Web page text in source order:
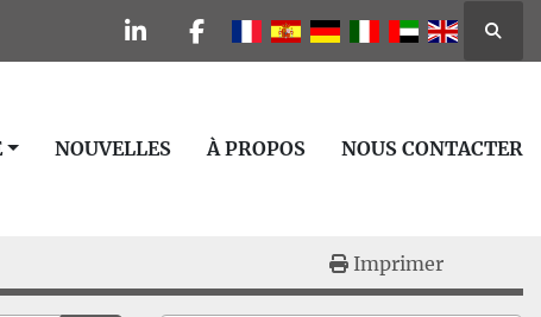
linkedinfacebook
NOUVELLES À PROPOS NOUS CONTACTER
Imprimer